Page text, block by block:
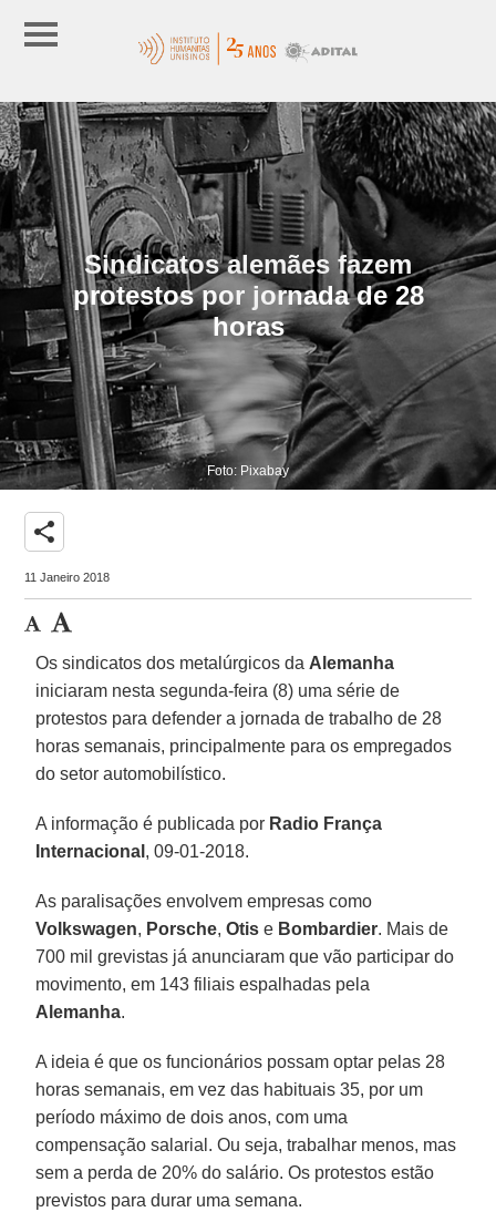
Sindicatos alemães fazem
protestos por jornada de 28
horas
Foto: Pixabay
share
11 Janeiro 2018
Os sindicatos dos metalúrgicos da Alemanha
iniciaram nesta segunda-feira (8) uma série de
protestos para defender a jornada de trabalho de 28
horas semanais, principalmente para os empregados
do setor automobilístico.
A informação é publicada por Radio França
Internacional , 09-01-2018.
As paralisações envolvem empresas como
Volkswagen, Porsche, Otis e Bombardier. Mais de
700 mil grevistas já anunciaram que vão participar do
movimento, em 143 filiais espalhadas pela
Alemanha.
A ideia é que os funcionários possam optar pelas 28
horas semanais, em vez das habituais 35, por um
período máximo de dois anos, com uma
compensação salarial. Ou seja, trabalhar menos, mas
sem a perda de 20% do salário. Os protestos estão
previstos para durar uma semana.